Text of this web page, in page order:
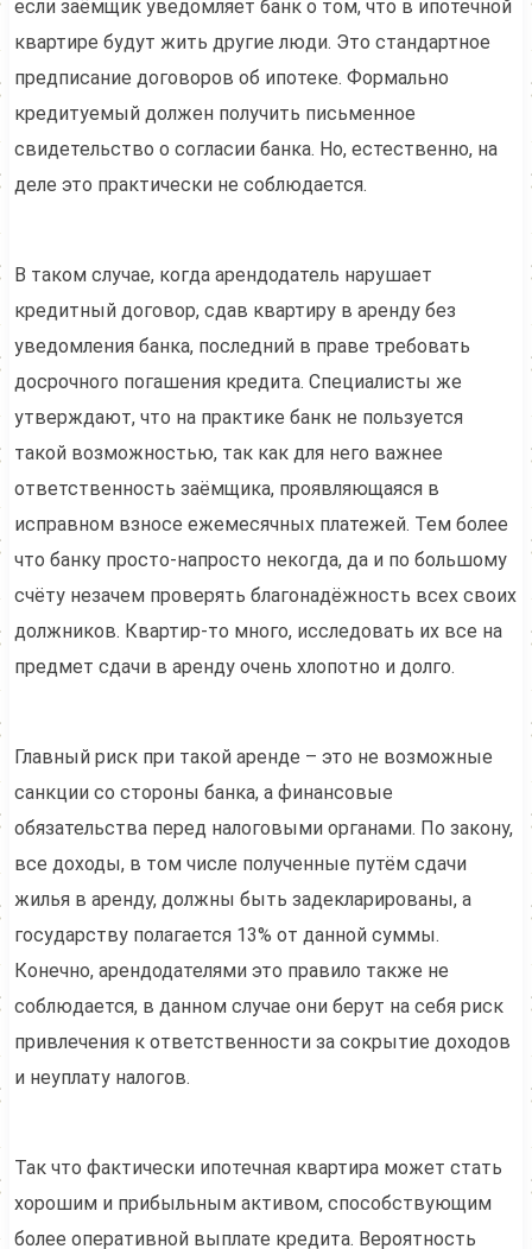
если заёмщик уведомляет банк о том, что в ипотечной
квартире будут жить другие люди. Это стандартное
предписание договоров об ипотеке. Формально
кредитуемый должен получить письменное
свидетельство о согласии банка. Но, естественно, на
деле это практически не соблюдается.
В таком случае, когда арендодатель нарушает
кредитный договор, сдав квартиру в аренду без
уведомления банка, последний в праве требовать
досрочного погашения кредита. Специалисты же
утверждают, что на практике банк не пользуется
такой возможностью, так как для него важнее
ответственность заёмщика, проявляющаяся в
исправном взносе ежемесячных платежей. Тем более
что банку просто-напросто некогда, да и по большому
счёту незачем проверять благонадёжность всех своих
должников. Квартир-то много, исследовать их все на
предмет сдачи в аренду очень хлопотно и долго.
Главный риск при такой аренде – это не возможные
санкции со стороны банка, а финансовые
обязательства перед налоговыми органами. По закону,
все доходы, в том числе полученные путём сдачи
жилья в аренду, должны быть задекларированы, а
государству полагается 13% от данной суммы.
Конечно, арендодателями это правило также не
соблюдается, в данном случае они берут на себя риск
привлечения к ответственности за сокрытие доходов
и неуплату налогов.
Так что фактически ипотечная квартира может стать
хорошим и прибыльным активом, способствующим
более оперативной выплате кредита. Вероятность